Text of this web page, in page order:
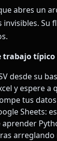
abres un
invisibles. Su
trabajo
desde su
y espere a
tus
Sheets:
aprender